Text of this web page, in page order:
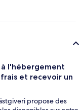
à l'hébergement
et recevoir un
propose des